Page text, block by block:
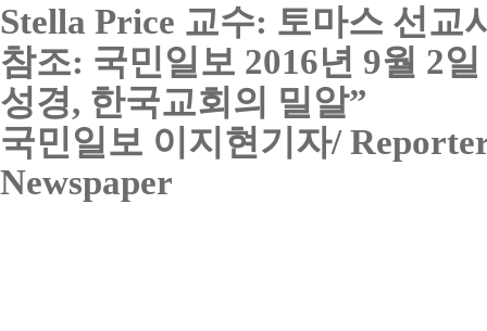
Stella Price 교수: 토마스 선교
참조: 국민일보 2016년 9월 2
성경, 한국교회의 밀알”
국민일보 이지현기자/
Newspaper